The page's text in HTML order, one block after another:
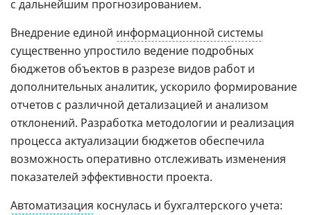
с дальнейшим прогнозированием.
Внедрение единой информационной системы
существенно упростило ведение подробных
бюджетов объектов в разрезе видов работ и
дополнительных аналитик, ускорило формирование
отчетов с различной детализацией и анализом
отклонений. Разработка методологии и реализация
процесса актуализации бюджетов обеспечила
возможность оперативно отслеживать изменения
показателей эффективности проекта.
Автоматизация коснулась и бухгалтерского учета: